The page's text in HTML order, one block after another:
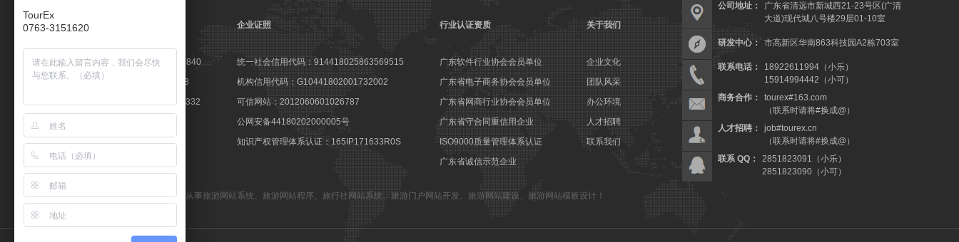
高新技术企业证书：GR201644003840
软件企业认定证书：粤R-2014-0163
软件产品登记证书：粤DGY-2014-0332
著登字：第0425251号
商标注册证：第10596237号
备案号：粤ICP备09057647号
企业证照
统一社会信用代码：914418025863569515
机构信用代码：G10441802001732002
可信网站：2012060601026787
公网安备44180202000005号
知识产权管理体系认证：165IP171633R0S
行业认证资质
广东软件行业协会会员单位
广东省电子商务协会会员单位
广东省网商行业协会会员单位
广东省守合同重信用企业
ISO9000质量管理体系认证
广东省诚信示范企业
关于我们
企业文化
团队风采
办公环境
人才招聘
联系我们
TourEx旅游网站管理系统—— 专业从事旅游网站系统 旅游网站程序 旅行社网站系统、 旅游门户网站开发 旅游网站建设 旅游网站模板设计 ！
公司地址：
广东省清远市新城西21-23号区(广清
大道)现代城八号楼29层01-10室
研发中心： 市高新区华南863科技园A2栋703室
联系电话：
18922611994（小乐）
15914994442（小可）
商务合作：
tourex#163.com
（联系时请将#换成@）
人才招聘：
job#tourex.cn
（联系时请将#换成@）
联系 QQ：
2851823091（小乐）
2851823090（小可）
TourEx
0763-3151620